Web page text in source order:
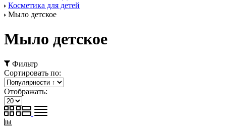
Косметика для детей
Мыло детское
Мыло детское
Фильтр
Сортировать по:
Отображать: